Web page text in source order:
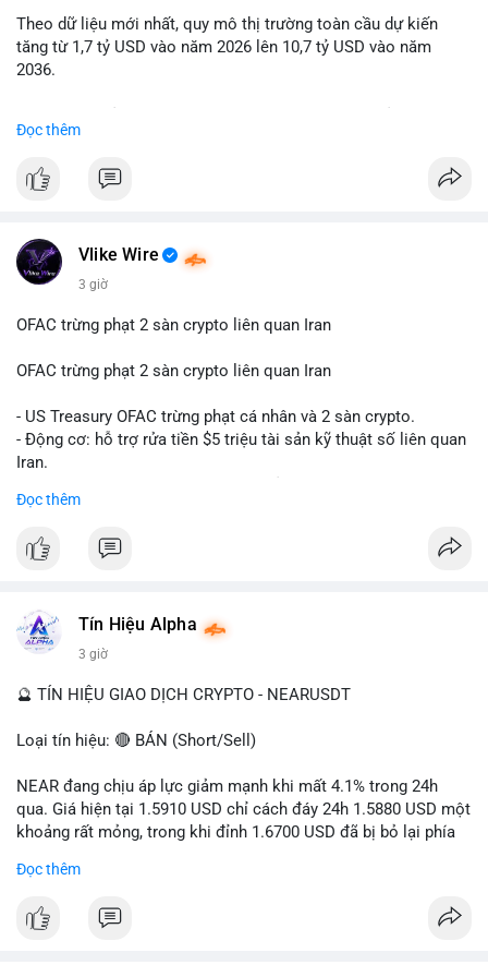
Lời khuyên: Nhà đầu tư nhỏ lẻ nên quan sát thêm 2-4 giờ sau
khi giao dịch được xác nhận, tránh hành động theo cảm xúc.
ưu tiên quản trị rủi ro trong giai đoạn biến động mạnh.
#btcmempool65k
Theo dữ liệu mới nhất, quy mô thị trường toàn cầu dự kiến
tăng từ 1,7 tỷ USD vào năm 2026 lên 10,7 tỷ USD vào năm
2036.
hàng năm (CAGR) ấn tượng lên tới 20,2%.
Điều gì đang thúc đẩy sự tăng trưởng vượt bậc này? Hãy cùng
Đọc thêm
Vlike Wire
3 giờ
OFAC trừng phạt 2 sàn crypto liên quan Iran
OFAC trừng phạt 2 sàn crypto liên quan Iran
- US Treasury OFAC trừng phạt cá nhân và 2 sàn crypto.
- Động cơ: hỗ trợ rửa tiền $5 triệu tài sản kỹ thuật số liên quan
Iran.
- Tác động: rủi ro cho thị trường crypto, tăng áp lực pháp lý.
#binancesquare
#vlikevn #titanbot
📰 Nguồn: Cointelegraph
Đọc thêm
Tín Hiệu Alpha
3 giờ
🔮 TÍN HIỆU GIAO DỊCH CRYPTO - NEARUSDT
Loại tín hiệu: 🔴 BÁN (Short/Sell)
NEAR đang chịu áp lực giảm mạnh khi mất 4.1% trong 24h
qua. Giá hiện tại 1.5910 USD chỉ cách đáy 24h 1.5880 USD một
khoảng rất mỏng, trong khi đỉnh 1.6700 USD đã bị bỏ lại phía
kiểm soát hoàn toàn. Khối lượng giao dịch 10.29 triệu NEAR
tiếp diễn.
Đọc thêm